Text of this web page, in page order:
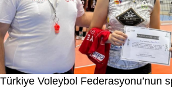
Türkiye Voleybol Federasyonu’nun